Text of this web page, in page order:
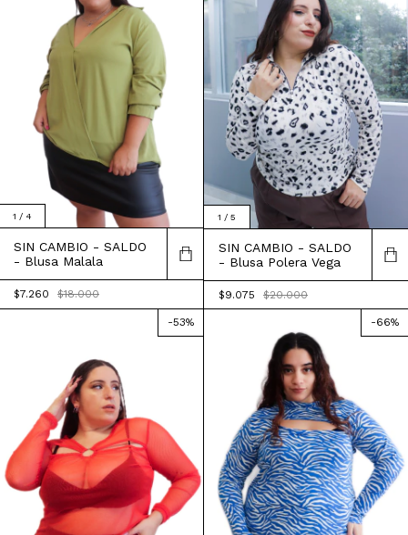
1 / 4
SIN CAMBIO - SALDO
- Blusa Malala
$7.260 $18.000
1 / 5
SIN CAMBIO - SALDO
- Blusa Polera Vega
$9.075 $20.000
-53% -66%